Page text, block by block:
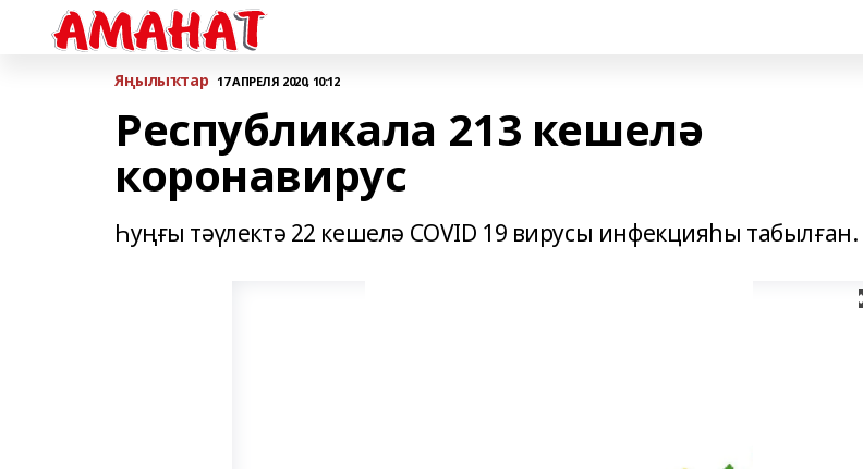
Яңылыҡтар 17 АПРЕЛЯ 2020, 10:12
Республикала 213 кешелә
коронавирус
Һуңғы тәүлектә 22 кешелә COVID 19 вирусы инфекцияһы табылған.